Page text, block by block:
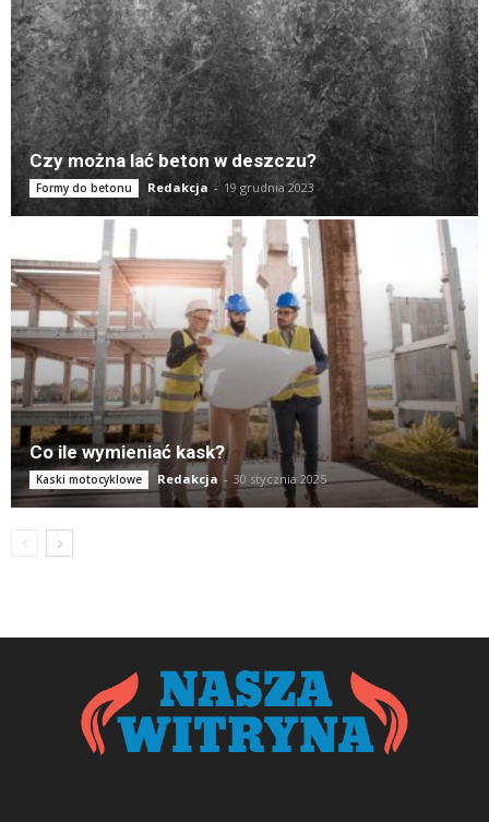
Czy można lać beton w deszczu?
Formy do betonu Redakcja - 19 grudnia 2023
Co ile wymieniać kask?
Kaski motocyklowe Redakcja - 30 stycznia 2025